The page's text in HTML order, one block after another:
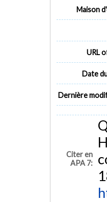
Maison
URL
Date
Dernière
Citer en
APA 7: